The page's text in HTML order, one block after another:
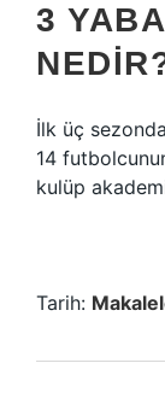
3
İlk üç
14
kulüp
Tarih: